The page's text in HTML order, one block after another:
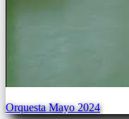
Orquesta Mayo 2024